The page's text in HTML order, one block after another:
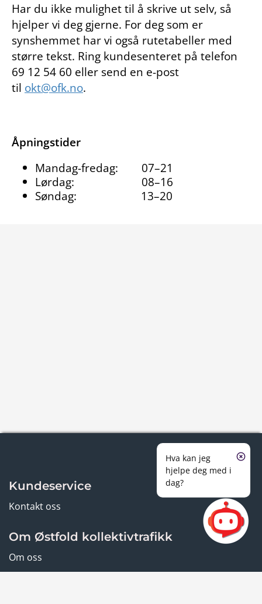
Hva kan jeg
hjelpe deg med i
dag?
Har du ikke mulighet til å skrive ut selv, så
hjelper vi deg gjerne. For deg som er
synshemmet har vi også rutetabeller med
større tekst. Ring kundesenteret på telefon
69 12 54 60 eller send en e-post
til okt@ofk.no.
Åpningstider
Mandag-fredag: 07–21
Lørdag: 08–16
Søndag: 13–20
Kundeservice
Kontakt oss
Om Østfold kollektivtrafikk
Om oss